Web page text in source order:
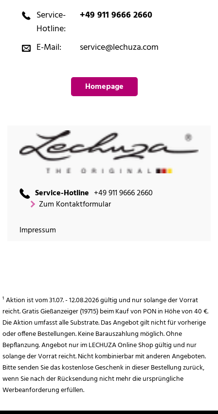
Service-
Hotline:
+49 911 9666 2660
E-Mail: service@lechuza.com
Homepage
Service-Hotline +49 911 9666 2660
Zum Kontaktformular
Impressum
¹ Aktion ist vom 31.07. - 12.08.2026 gültig und nur solange der Vorrat
reicht. Gratis Gießanzeiger (19715) beim Kauf von PON in Höhe von 40 €.
Die Aktion umfasst alle Substrate. Das Angebot gilt nicht für vorherige
oder offene Bestellungen. Keine Barauszahlung möglich. Ohne
Bepflanzung. Angebot nur im LECHUZA Online Shop gültig und nur
solange der Vorrat reicht. Nicht kombinierbar mit anderen Angeboten.
Bitte senden Sie das kostenlose Geschenk in dieser Bestellung zurück,
wenn Sie nach der Rücksendung nicht mehr die ursprüngliche
Werbeanforderung erfüllen.